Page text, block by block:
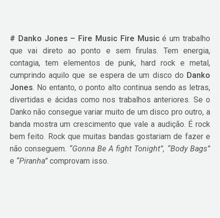
# Danko Jones – Fire Music Fire Musicé um trabalho
que vai direto ao ponto e sem firulas. Tem energia,
contagia, tem elementos de punk, hard rock e metal,
cumprindo aquilo que se espera de um disco do Danko
Jones. No entanto, o ponto alto continua sendo as letras,
divertidas e ácidas como nos trabalhos anteriores. Se o
Danko não consegue variar muito de um disco pro outro, a
banda mostra um crescimento que vale a audição. É rock
bem feito. Rock que muitas bandas gostariam de fazer e
não conseguem. “Gonna Be A fight Tonight”, “Body Bags”
e “Piranha” comprovam isso.